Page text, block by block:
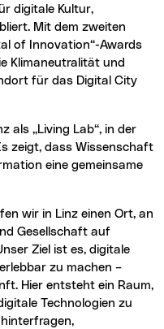
Mit dem zweiten
of Innovation“-Awards
Klimaneutralität und
für das Digital City
zeigt, dass Wissenschaft
eine gemeinsame
Gesellschaft auf
Ziel ist es, digitale
zu machen –
Hier entsteht ein Raum,
Technologien zu